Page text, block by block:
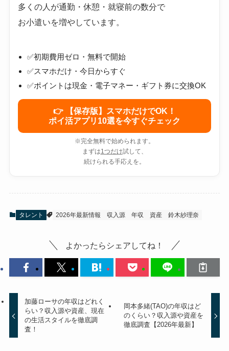
多くの人が通勤・休憩・就寝前の数分で
お小遣いを増やしています。
✅初期費用ゼロ・無料で開始
✅スマホだけ・今日からすぐ
✅ポイントは現金・電子マネー・ギフト券に交換OK
👉 【保存版】スマホだけでOK！
ポイ活アプリ10選を今すぐチェック
※完全無料で始められます。
まずは1つだけ試して、
続けられる手応えを。
タレント 2026年最新情報 収入源 年収 資産 鈴木紗理奈
よかったらシェアしてね！
加藤ローサの年収はどれく
らい？収入源や資産、現在
の生活スタイルを徹底調
査！
岡本多緒(TAO)の年収はど
のくらい？収入源や資産を
徹底調査【2026年最新】